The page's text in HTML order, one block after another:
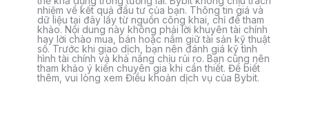
nhiệm về kết quả đầu tư của bạn. Thông tin giá và
dữ liệu tại đây lấy từ nguồn công khai, chỉ để tham
khảo. Nội dung này không phải lời khuyên tài chính
hay lời chào mua, bán hoặc nắm giữ tài sản kỹ thuật
số. Trước khi giao dịch, bạn nên đánh giá kỹ tình
hình tài chính và khả năng chịu rủi ro. Bạn cũng nên
tham khảo ý kiến chuyên gia khi cần thiết. Để biết
thêm, vui lòng xem Điều khoản dịch vụ của Bybit.